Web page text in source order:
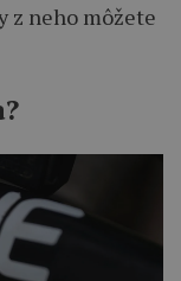
z neho môžete